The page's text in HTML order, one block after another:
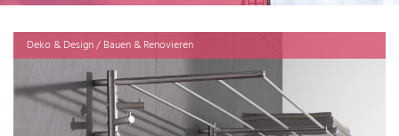
Deko & Design / Bauen & Renovieren